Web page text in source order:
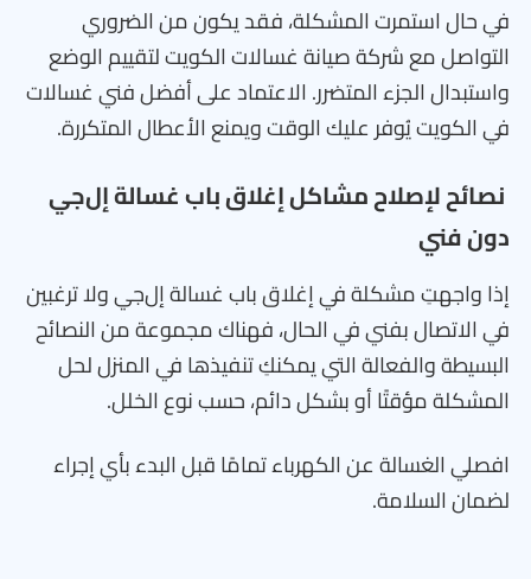
في حال استمرت المشكلة، فقد يكون من الضروري
التواصل مع شركة صيانة غسالات الكويت لتقييم الوضع
واستبدال الجزء المتضرر. الاعتماد على أفضل فني غسالات
في الكويت يُوفر عليك الوقت ويمنع الأعطال المتكررة.
نصائح لإصلاح مشاكل إغلاق باب غسالة إل‌جي
دون فني
إذا واجهتِ مشكلة في إغلاق باب غسالة إل‌جي ولا ترغبين
في الاتصال بفني في الحال، فهناك مجموعة من النصائح
البسيطة والفعالة التي يمكنكِ تنفيذها في المنزل لحل
المشكلة مؤقتًا أو بشكل دائم، حسب نوع الخلل.
افصلي الغسالة عن الكهرباء تمامًا قبل البدء بأي إجراء
لضمان السلامة.